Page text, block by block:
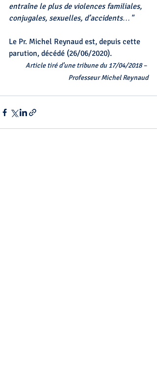
entraîne le plus de violences familiales,
conjugales, sexuelles, d’accidents…"
Le Pr. Michel Reynaud est, depuis cette
parution, décédé (26/06/2020).
Article tiré d’une tribune du 17/04/2018 –
Professeur Michel Reynaud